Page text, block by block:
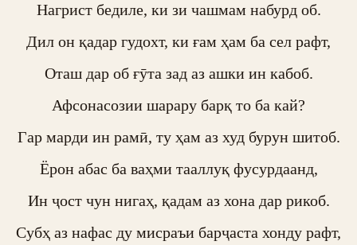
Нагрист бедиле, ки зи чашмам набурд об.
Дил он қадар гудохт, ки ғам ҳам ба сел рафт,
Оташ дар об ғӯта зад аз ашки ин кабоб.
Афсонасозии шарару барқ то ба кай?
Гар марди ин рамӣ, ту ҳам аз худ бурун шитоб.
Ёрон абас ба ваҳми тааллуқ фусурдаанд,
Ин ҷост чун нигаҳ, қадам аз хона дар рикоб.
Субҳ аз нафас ду мисраъи барҷаста хонду рафт,